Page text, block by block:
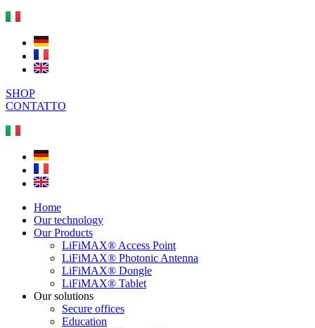
SHOP
CONTATTO
Home
Our technology
Our Products
LiFiMAX® Access Point
LiFiMAX® Photonic Antenna
LiFiMAX® Dongle
LiFiMAX® Tablet
Our solutions
Secure offices
Education